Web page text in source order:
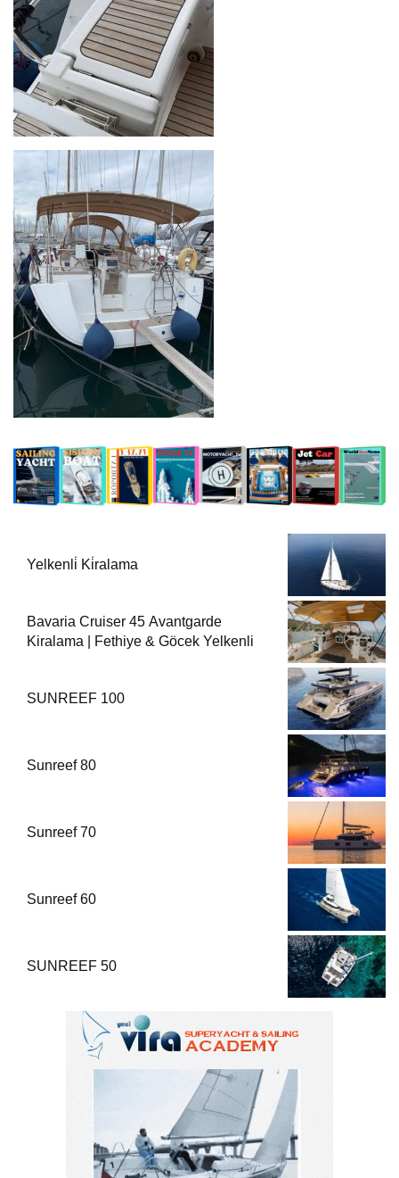
Yelkenli̇ Ki̇ralama
Bavaria Cruiser 45 Avantgarde
Kiralama | Fethiye & Göcek Yelkenli
SUNREEF 100
Sunreef 80
Sunreef 70
Sunreef 60
SUNREEF 50